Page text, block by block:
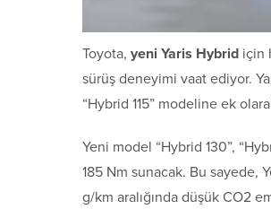
Toyota, yeni Yaris Hybrid için
sürüş deneyimi vaat ediyor.
“Hybrid 115” modeline ek
Yeni model “Hybrid 130”,
185 Nm sunacak. Bu sayede,
g/km aralığında düşük CO2